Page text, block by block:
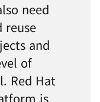
need
reuse
and
of
Red Hat
is